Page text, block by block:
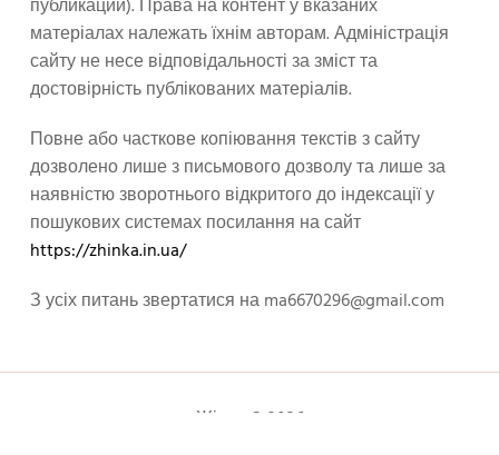
публикации). Права на контент у вказаних
матеріалах належать їхнім авторам. Адміністрація
сайту не несе відповідальності за зміст та
достовірність публікованих матеріалів.
Повне або часткове копіювання текстів з сайту
дозволено лише з письмового дозволу та лише за
наявністю зворотнього відкритого до індексації у
пошукових системах посилання на сайт
https://zhinka.in.ua/
З усіх питань звертатися наma6670296@gmail.com
Жінка © 2026